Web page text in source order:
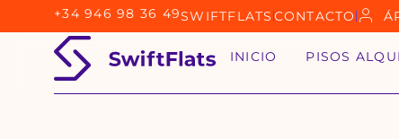
+34 946 98 36 49SWIFTFLATSCONTACTO
INICIO PISOS